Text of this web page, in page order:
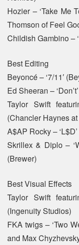
Hozier – ‘Take Me
Thomson of Feel
Childish Gambino –
Best Editing
Beyoncé – ‘7/11′
Ed Sheeran –
Taylor Swift
(Chancler Haynes
A$AP Rocky –
Skrillex & Diplo –
(Brewer)
Best Visual Effects
Taylor Swift
(Ingenuity Studios)
FKA twigs – ‘Two
and Max